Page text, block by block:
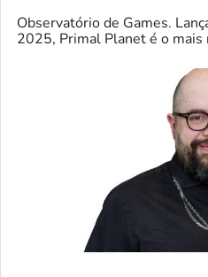
Observatório de Games.
2025, Primal Planet é o